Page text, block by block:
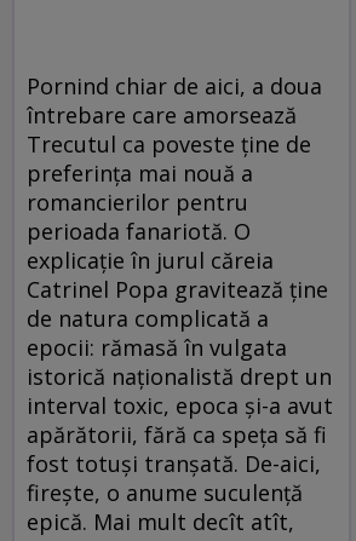
Pornind chiar de aici, a doua
întrebare care amorsează
Trecutul ca poveste ține de
preferința mai nouă a
romancierilor pentru
perioada fanariotă. O
explicație în jurul căreia
Catrinel Popa gravitează ține
de natura complicată a
epocii: rămasă în vulgata
istorică naționalistă drept un
interval toxic, epoca și-a avut
apărătorii, fără ca speța să fi
fost totuși tranșată. De-aici,
firește, o anume suculență
epică. Mai mult decît atît,